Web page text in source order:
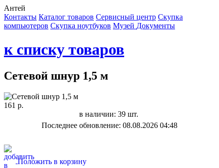
Антей
Контакты Каталог товаров Сервисный центр Cкупка
компьютеров Cкупка ноутбуков Музей Документы
к списку товаров
Сетевой шнур 1,5 м
161 р.
в наличии: 39 шт.
Последнее обновление: 08.08.2026 04:48
Положить в корзину